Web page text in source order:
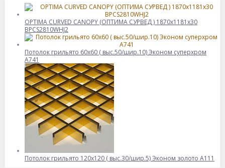
OPTIMA CURVED CANOPY (ОПТИМА CУРВЕД ) 1870х1181х30
BPCS2810WHJ2
Потолок грильято 60х60 ( выс.50/шир.10) Эконом суперхром
А741
Потолок грильято 120х120 ( выс.30/шир.5) Эконом золото А111